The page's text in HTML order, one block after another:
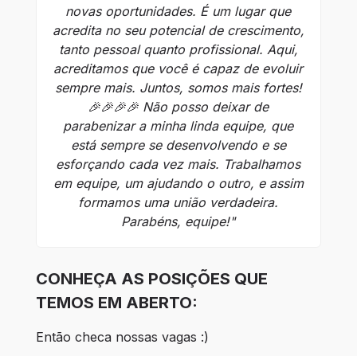
novas oportunidades. É um lugar que
acredita no seu potencial de crescimento,
tanto pessoal quanto profissional. Aqui,
acreditamos que você é capaz de evoluir
sempre mais. Juntos, somos mais fortes!
🎉🎉🎉🎉 Não posso deixar de
parabenizar a minha linda equipe, que
está sempre se desenvolvendo e se
esforçando cada vez mais. Trabalhamos
em equipe, um ajudando o outro, e assim
formamos uma união verdadeira.
Parabéns, equipe!"
CONHEÇA AS POSIÇÕES QUE
TEMOS EM ABERTO:
Então checa nossas vagas :)